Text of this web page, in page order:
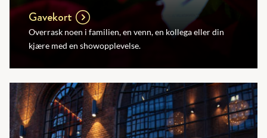
Gavekort
Overrask noen i familien, en venn, en kollega eller din
kjære med en showopplevelse.